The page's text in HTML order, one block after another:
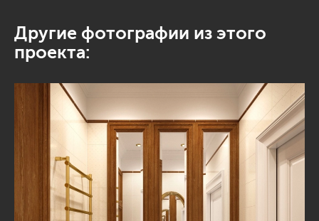
Другие фотографии из этого
проекта: